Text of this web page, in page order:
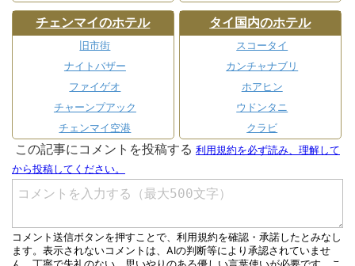
チェンマイのホテル
旧市街
ナイトバザー
ファイゲオ
チャーンプアック
チェンマイ空港
タイ国内のホテル
スコータイ
カンチャナブリ
ホアヒン
ウドンタニ
クラビ